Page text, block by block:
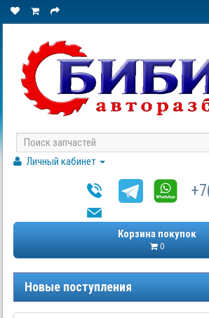
Личный кабинет
Корзина покупок
0
Новые поступления